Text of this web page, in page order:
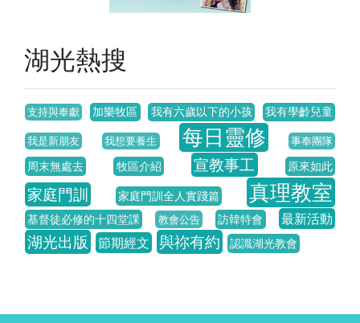
湖光熱搜
支持與奉獻 加樂牧區 我有六歲以下的小孩 我有學齡兒童
我是新朋友 我想要養生 每日靈修 事奉團隊
周末無處去 牧區介紹 宣教事工 原來如此
家庭門訓 家庭門訓全人實踐篇 真理教室
基督徒必修的十四堂課 教會公告 訪韓特會 最新活動
湖光出版 節期經文 與祢有約 認識湖光教會